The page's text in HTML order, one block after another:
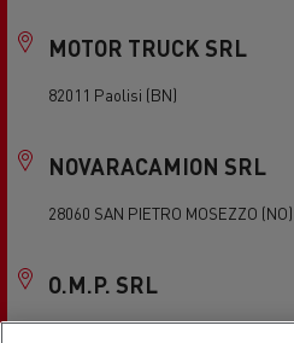
MOTOR TRUCK SRL
82011 Paolisi (BN)
NOVARACAMION SRL
28060 SAN PIETRO MOSEZZO (NO)
O.M.P. SRL